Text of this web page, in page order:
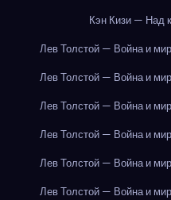
Кэн Кизи — Над
Лев Толстой — Война и мир
Лев Толстой — Война и мир
Лев Толстой — Война и мир
Лев Толстой — Война и мир
Лев Толстой — Война и мир
Лев Толстой — Война и мир